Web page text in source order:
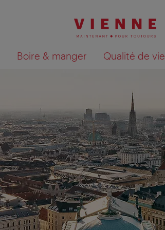
Boire & manger Qualité de vie